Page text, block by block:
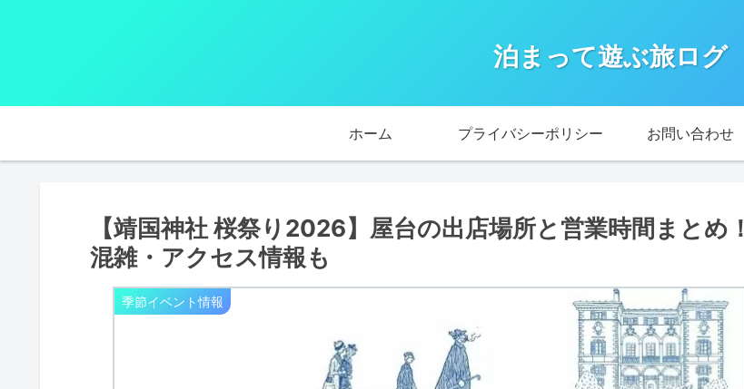
泊まって遊ぶ旅ログ
ホーム プライバシーポリシー お問い合わせ
【靖国神社 桜祭り2026】屋台の出店場所と営業時間まとめ！
混雑・アクセス情報も
季節イベント情報